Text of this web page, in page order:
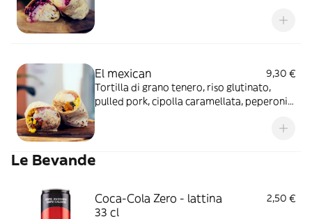
El mexican
9,30 €
Tortilla di grano tenero, riso glutinato,
pulled pork, cipolla caramellata, peperoni
Le Bevande
Coca-Cola Zero - lattina
33 cl
2,50 €